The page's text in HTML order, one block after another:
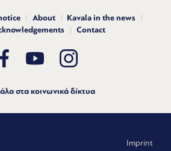
About
Kavala in the news
Contact
στα κοινωνικά δίκτυα
Imprint